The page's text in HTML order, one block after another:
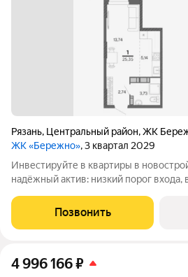
Рязань, Центральный район,ЖК
ЖК «Бережно», 3 квартал 2029
Инвестируйте в квартиры в
надёжный актив: низкий порог входа,
Жилой квартал «Бережно» это проект класса Бизнес,
созданный с уважением к городу и
Позвонить
4 996 166₽